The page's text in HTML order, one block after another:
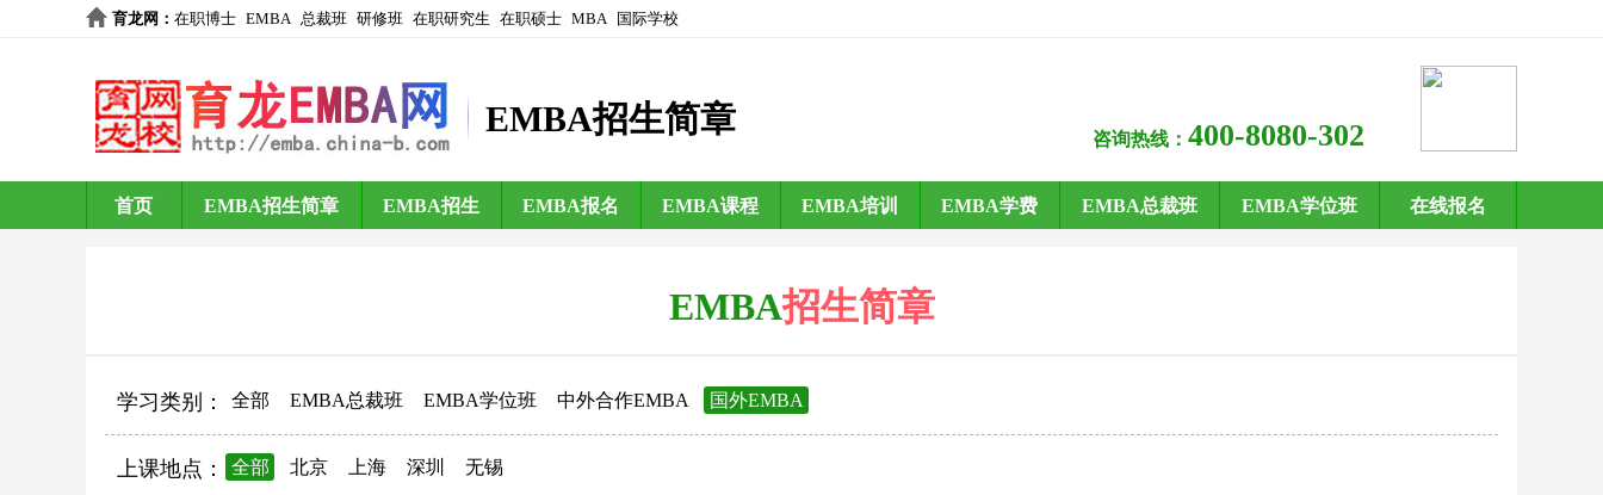
育龙网 ： 在职博士 EMBA 总裁班 研修班 在职研究生 在职硕士 MBA 国际学校
EMBA招生简章
咨询热线： 400-8080-302
首页 EMBA招生简章 EMBA招生 EMBA报名 EMBA课程 EMBA培训 EMBA学费 EMBA总裁班 EMBA学位班 在线报名
EMBA招生简章
学习类别： 全部 EMBA总裁班 EMBA学位班 中外合作EMBA 国外EMBA
上课地点： 全部 北京 上海 深圳 无锡